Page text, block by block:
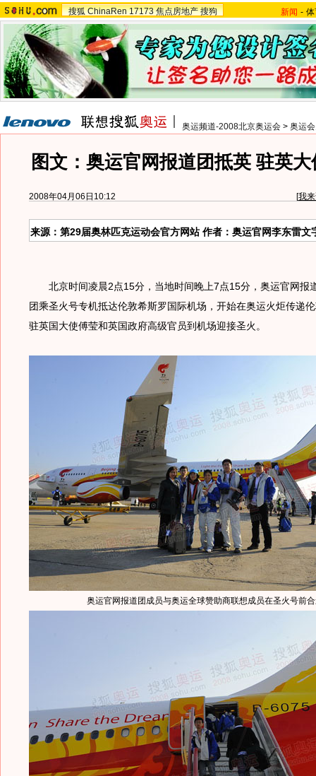
搜狐 ChinaRen 17173 焦点房地产 搜狗 新闻 -
奥运频道-2008北京奥运会 > 奥运
图文：奥运官网报道团抵英 驻英
2008年04月06日10:12 [我
来源：第29届奥林匹克运动会官方网站 作者：奥运官网李东雷文
北京时间凌晨2点15分，当地时间晚上7点15分，奥运官网报
团乘圣火号专机抵达伦敦希斯罗国际机场，开始在奥运火炬传递
驻英国大使傅莹和英国政府高级官员到机场迎接圣火。
奥运官网报道团成员与奥运全球赞助商联想成员在圣火号前